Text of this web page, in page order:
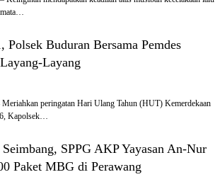
mata…
Buduran Bersama Pemdes
Layang
peringatan Hari Ulang Tahun (HUT) Kemerdekaan
Kapolsek…
SPPG AKP Yayasan An-Nur
Paket MBG di Perawang